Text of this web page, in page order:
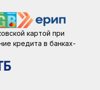
картой при
кредита в банках-